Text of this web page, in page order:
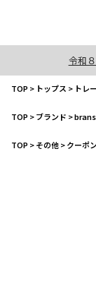
令和
TOP> トップス > トレ
TOP>ブランド >
TOP>その他>クーポ